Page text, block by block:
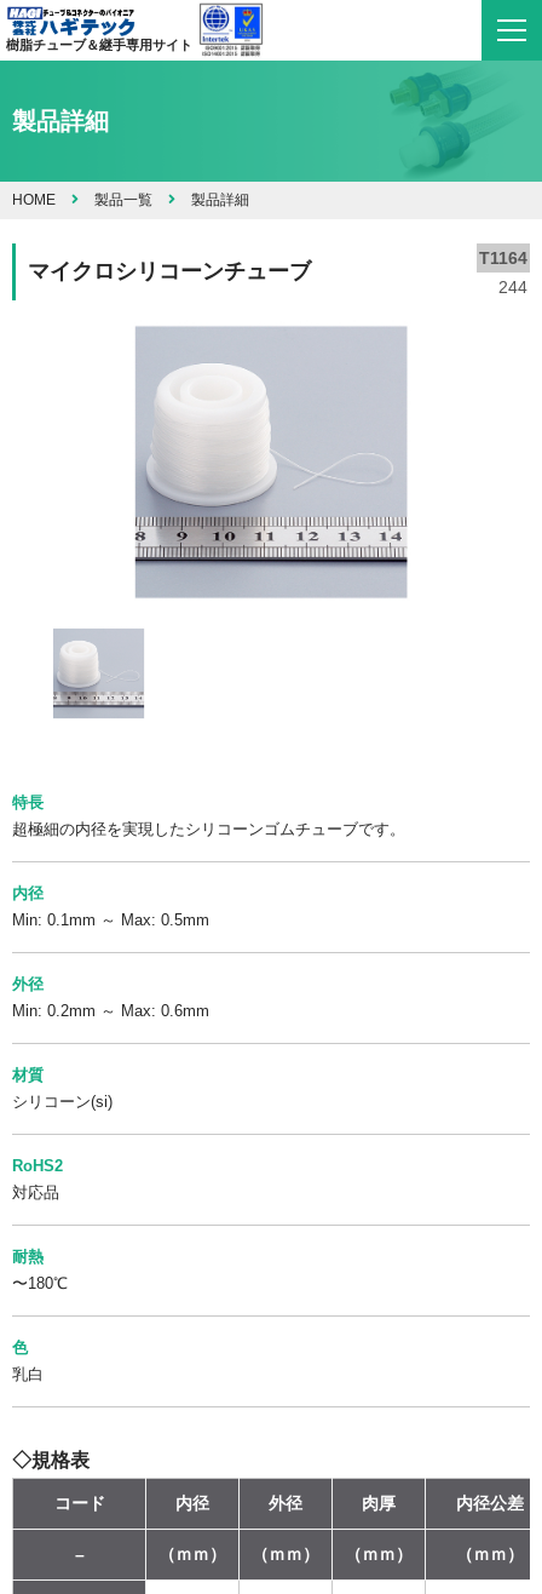
樹脂チューブ＆継手専用サイト
製品詳細
HOME 製品一覧 製品詳細
マイクロシリコーンチューブ
T1164
244
特長
超極細の内径を実現したシリコーンゴムチューブです。
内径
Min: 0.1mm ～ Max: 0.5mm
外径
Min: 0.2mm ～ Max: 0.6mm
材質
シリコーン(si)
RoHS2
対応品
耐熱
〜180℃
色
乳白
◇規格表
コード 内径 外径 肉厚 内径公差
– （ｍｍ） （ｍｍ） （ｍｍ） （ｍｍ）